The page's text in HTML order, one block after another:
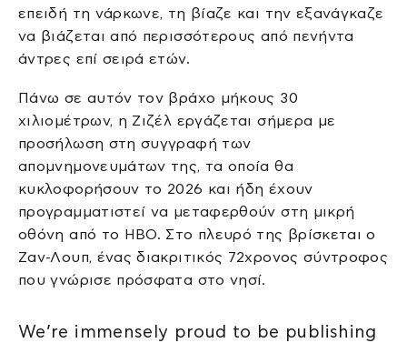
επειδή τη νάρκωνε, τη βίαζε και την εξανάγκαζε
να βιάζεται από περισσότερους από πενήντα
άντρες επί σειρά ετών.
Πάνω σε αυτόν τον βράχο μήκους 30
χιλιομέτρων, η Ζιζέλ εργάζεται σήμερα με
προσήλωση στη συγγραφή των
απομνημονευμάτων της, τα οποία θα
κυκλοφορήσουν το 2026 και ήδη έχουν
προγραμματιστεί να μεταφερθούν στη μικρή
οθόνη από το HBO. Στο πλευρό της βρίσκεται ο
Ζαν-Λουπ, ένας διακριτικός 72χρονος σύντροφος
που γνώρισε πρόσφατα στο νησί.
We’re immensely proud to be publishing